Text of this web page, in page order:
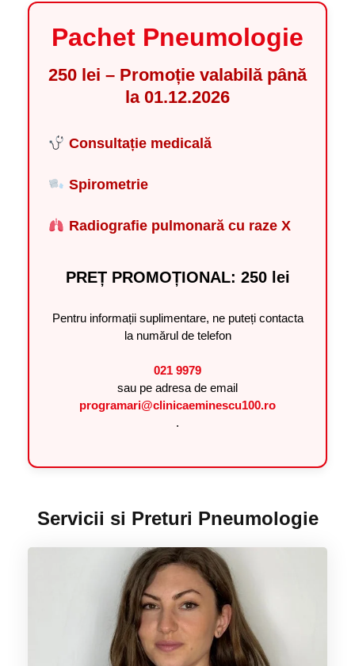
Pachet Pneumologie
250 lei – Promoție valabilă până
la 01.12.2026
Consultație medicală
Spirometrie
Radiografie pulmonară cu raze X
PREȚ PROMOȚIONAL: 250 lei
Pentru informații suplimentare, ne puteți contacta
la numărul de telefon
021 9979
sau pe adresa de email
programari@clinicaeminescu100.ro
.
Servicii si Preturi Pneumologie